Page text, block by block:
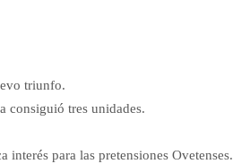
triunfo.
consiguió tres unidades.
para las pretensiones Ovetenses.